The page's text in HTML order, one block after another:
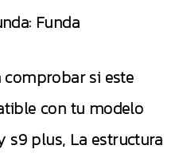
Funda
comprobar si este
con tu modelo
s9 plus, La estructura